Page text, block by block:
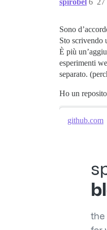
spirobel 27
6
Sono
Sto scrivendo
È più
esperimenti
separato.
Ho un
github.com